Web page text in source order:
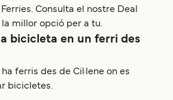
Consulta el nostre Deal
millor opció per a tu.
bicicleta en un ferri des
ferris des de Cil·lene on es
bicicletes.